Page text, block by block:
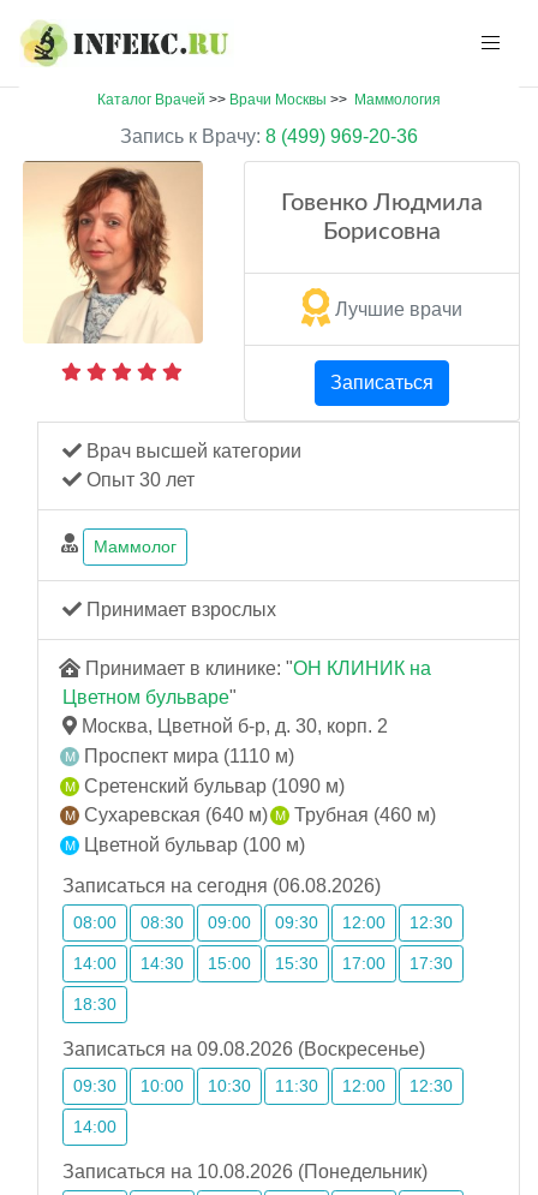
Каталог Врачей >> Врачи Москвы >> Маммология
Запись к Врачу: 8 (499) 969-20-36
Говенко Людмила
Борисовна
Лучшие врачи
Записаться
Врач высшей категории
Опыт 30 лет
Маммолог
Принимает взрослых
Принимает в клинике: "ОН КЛИНИК на
Цветном бульваре"
Москва, Цветной б-р, д. 30, корп. 2
Проспект мира (1110 м)
Сретенский бульвар (1090 м)
Сухаревская (640 м)
Трубная (460 м)
Цветной бульвар (100 м)
Записаться на сегодня (06.08.2026)
08:00 08:30 09:00 09:30 12:00 12:30
14:00 14:30 15:00 15:30 17:00 17:30
18:30
Записаться на 09.08.2026 (Воскресенье)
09:30 10:00 10:30 11:30 12:00 12:30
14:00
Записаться на 10.08.2026 (Понедельник)